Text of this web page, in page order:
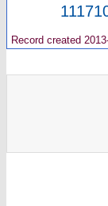
Record created